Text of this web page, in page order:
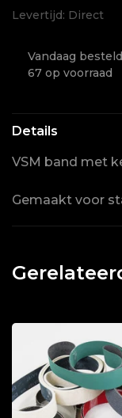
Levertijd: Direct
Vandaag
67 op voorraad
Details
VSM band met
Gemaakt voor